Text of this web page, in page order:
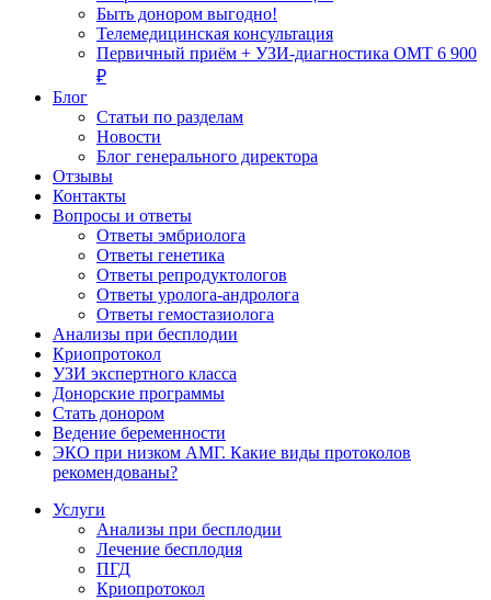
Быть донором выгодно!
Телемедицинская консультация
Первичный приём + УЗИ-диагностика ОМТ 6 900
₽
Блог
Статьи по разделам
Новости
Блог генерального директора
Отзывы
Контакты
Вопросы и ответы
Ответы эмбриолога
Ответы генетика
Ответы репродуктологов
Ответы уролога-андролога
Ответы гемостазиолога
Анализы при бесплодии
Криопротокол
УЗИ экспертного класса
Донорские программы
Стать донором
Ведение беременности
ЭКО при низком АМГ. Какие виды протоколов
рекомендованы?
Услуги
Анализы при бесплодии
Лечение бесплодия
ПГД
Криопротокол